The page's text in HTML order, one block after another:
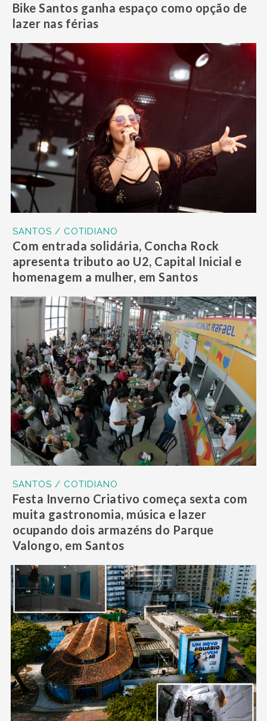
Bike Santos ganha espaço como opção de
lazer nas férias
SANTOS / COTIDIANO
Com entrada solidária, Concha Rock
apresenta tributo ao U2, Capital Inicial e
homenagem a mulher, em Santos
SANTOS / COTIDIANO
Festa Inverno Criativo começa sexta com
muita gastronomia, música e lazer
ocupando dois armazéns do Parque
Valongo, em Santos